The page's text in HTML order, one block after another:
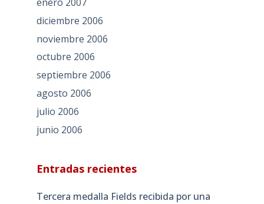
diciembre 2006
noviembre 2006
octubre 2006
septiembre 2006
agosto 2006
julio 2006
junio 2006
Entradas recientes
Tercera medalla Fields recibida por una